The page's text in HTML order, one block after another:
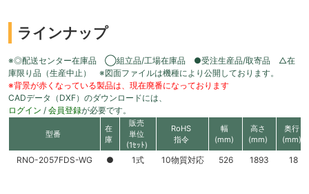
ラインナップ
※◎配送センター在庫品 ◯組立品/工場在庫品 ●受注生産品/取寄品 △在
庫限り品（生産中止） ※図面ファイルは機種により公開しております。
※背景が赤くなっている製品は、現在廃番になっております
CADデータ（DXF）のダウンロードには、
ログイン / 会員登録が必要です。
型番
在
庫
販売
単位
(1ｾｯﾄ)
RoHS
指令
幅
(mm)
高さ
(mm)
奥行
(mm)
RNO-2057FDS-WG ● 1式 10物質対応 526 1893 18